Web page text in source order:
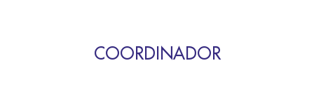
COORDINADOR